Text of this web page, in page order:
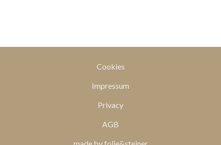
Cookies
Impressum
Privacy
AGB